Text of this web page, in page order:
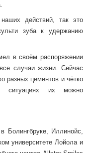
действий, так это
зуба к удержанию
в своём распоряжении
случаи жизни. Сейчас
разных цементов и чётко
ситуациях их можно
Болингбруке, Иллинойс,
университете Лойола и